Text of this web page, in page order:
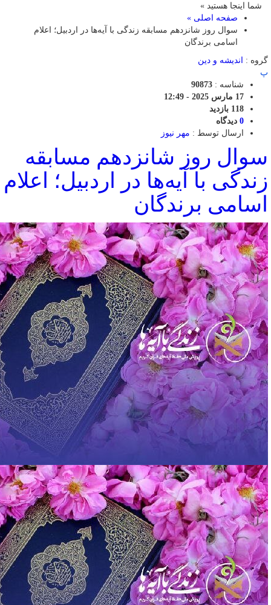
شما اینجا هستید »
صفحه اصلی »
سوال روز شانزدهم مسابقه زندگی با آیه‌ها در اردبیل؛ اعلام
اسامی برندگان
گروه :
اندیشه و دین
پ
شناسه : 90873
17 مارس 2025 - 12:49
118 بازدید
0 دیدگاه
ارسال توسط : مهر نیوز
سوال روز شانزدهم مسابقه
زندگی با آیه‌ها در اردبیل؛ اعلام
اسامی برندگان